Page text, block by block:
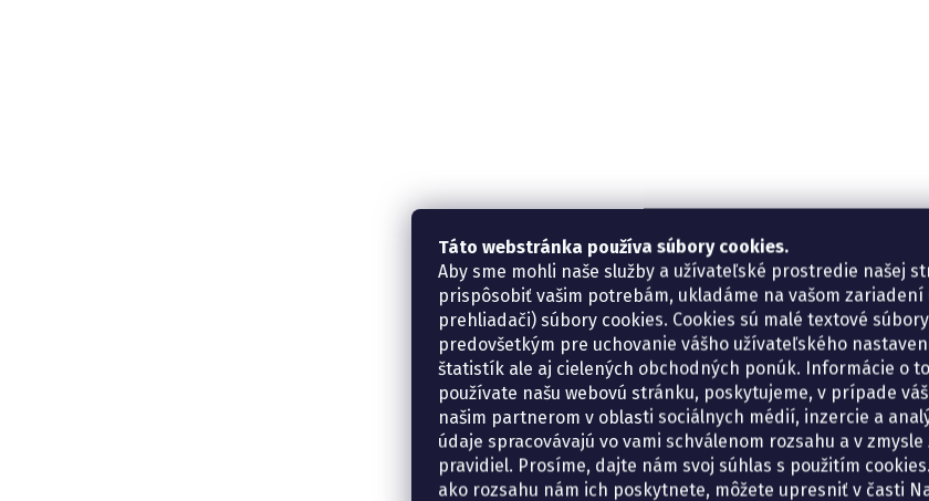
Táto webstránka používa súbory cookies.
Aby sme mohli naše služby a užívateľské prostredie našej
prispôsobiť vašim potrebám, ukladáme na vašom zariadení
prehliadači) súbory cookies. Cookies sú malé textové
predovšetkým pre uchovanie vášho užívateľského
štatistík ale aj cielených obchodných ponúk. Informácie o
používate našu webovú stránku, poskytujeme, v prípade
našim partnerom v oblasti sociálnych médií, inzercie a
údaje spracovávajú vo vami schválenom rozsahu a v
pravidiel. Prosíme, dajte nám svoj súhlas s použitím
ako rozsahu nám ich poskytnete, môžete upresniť v časti